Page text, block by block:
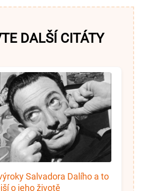
DALŠÍ CITÁTY
Salvadora Dalího a to
o jeho životě